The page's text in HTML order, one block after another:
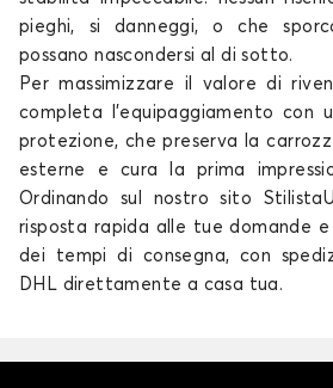
pieghi, si danneggi, o che
possano nascondersi al di sotto.
Per massimizzare il valore di
completa l'equipaggiamento con
protezione, che preserva la
esterne e cura la prima
Ordinando sul nostro sito
risposta rapida alle tue domande
dei tempi di consegna, con
DHL direttamente a casa tua.